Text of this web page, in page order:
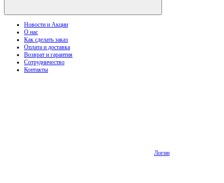
Новости и Акции
О нас
Как сделать заказ
Оплата и доставка
Возврат и гарантия
Сотрудничество
Контакты
Логин